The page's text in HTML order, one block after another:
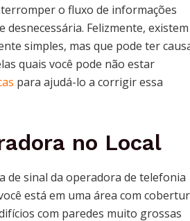
o fluxo de informações
Felizmente, existem
simples, mas que pode ter
quais você pode não estar
para ajudá-lo a corrigir essa
no Local
de sinal da operadora de telefonia
está em uma área com
com paredes muito grossas